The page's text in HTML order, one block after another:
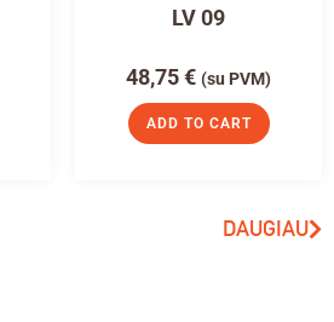
LV 09
48,75€ (su PVM)
ADD TO CART
DAUGIAU